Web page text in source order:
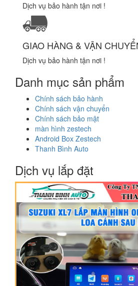
Dịch vụ bảo hành tận nơi !
GIAO HÀNG & VẬN
Dịch vụ bảo hành tận nơi !
Danh mục sản phẩm
Chính sách bảo hành
Chính sách vận chuyển
Chính sách bảo mật
màn hình zestech
Android Box Zestech
Thanh Bình Auto
Dịch vụ lắp đặt